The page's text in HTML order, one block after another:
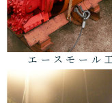
エースモール